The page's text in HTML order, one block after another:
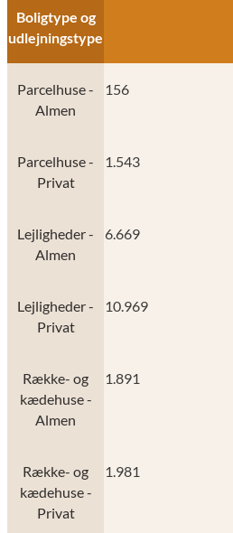
Boligtype og
udlejningstype
Parcelhuse -
Almen
156
Parcelhuse -
Privat
1.543
Lejligheder -
Almen
6.669
Lejligheder -
Privat
10.969
Række- og
kædehuse -
Almen
1.891
Række- og
kædehuse -
Privat
1.981